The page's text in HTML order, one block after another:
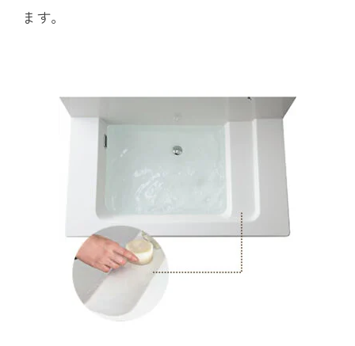
ます。